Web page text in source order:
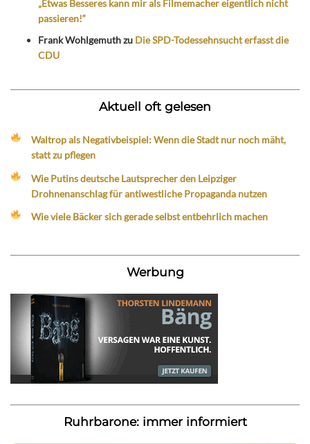
„Etwas Besseres kann mir als Filmemacher eigentlich nicht
passieren!“
Frank Wohlgemuthzu Die SPD-Todessehnsucht erfasst die
CDU
Aktuell oft gelesen
Waltrop als Negativbeispiel: Wenn die Stadt nur noch mäht,
statt zu pflegen
Wie Putins deutsche Lautsprecher den Leipziger
Drohnenanschlag für antiwestliche Propaganda nutzen
Wie viele Bäcker sich gerade selbst entbehrlich machen
Werbung
Ruhrbarone: immer informiert